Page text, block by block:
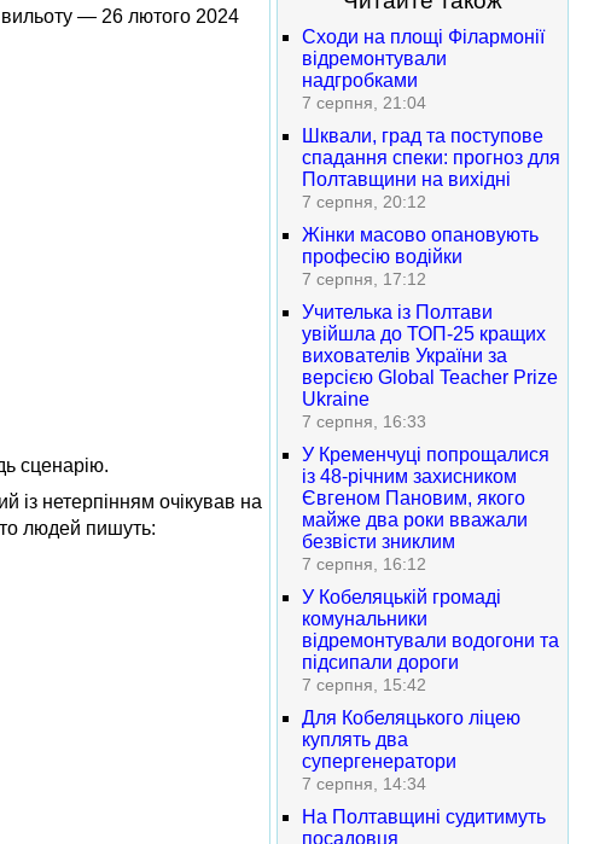
вильоту — 26 лютого 2024
сценарію.
із нетерпінням очікував на
людей пишуть:
Сходи на площі Філармонії
відремонтували
надгробками
7 серпня, 21:04
Шквали, град та поступове
спадання спеки: прогноз для
Полтавщини на вихідні
7 серпня, 20:12
Жінки масово опановують
професію водійки
7 серпня, 17:12
Учителька із Полтави
увійшла до ТОП-25 кращих
вихователів України за
версією Global Teacher Prize
Ukraine
7 серпня, 16:33
У Кременчуці попрощалися
із 48-річним захисником
Євгеном Пановим, якого
майже два роки вважали
безвісти зниклим
7 серпня, 16:12
У Кобеляцькій громаді
комунальники
відремонтували водогони та
підсипали дороги
7 серпня, 15:42
Для Кобеляцького ліцею
куплять два
супергенератори
7 серпня, 14:34
На Полтавщині судитимуть
посадовця